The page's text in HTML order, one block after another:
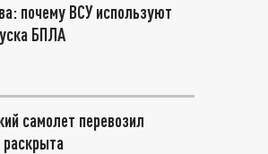
почему ВСУ используют
БПЛА
самолет перевозил